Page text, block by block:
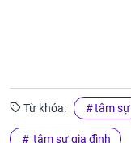
Từ khóa: tâm sự
tâm sự gia đình